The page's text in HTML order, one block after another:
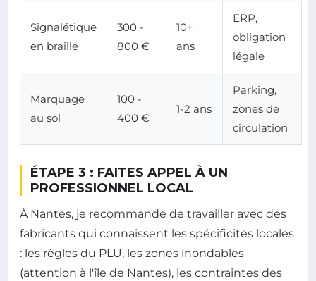
Signalétique
en braille
300 -
800 €
10+
ans
ERP,
obligation
légale
Marquage
au sol
100 -
400 €
1-2 ans
Parking,
zones de
circulation
ÉTAPE 3 : FAITES APPEL À UN
PROFESSIONNEL LOCAL
À Nantes, je recommande de travailler avec des
fabricants qui connaissent les spécificités locales
: les règles du PLU, les zones inondables
(attention à l'île de Nantes), les contraintes des